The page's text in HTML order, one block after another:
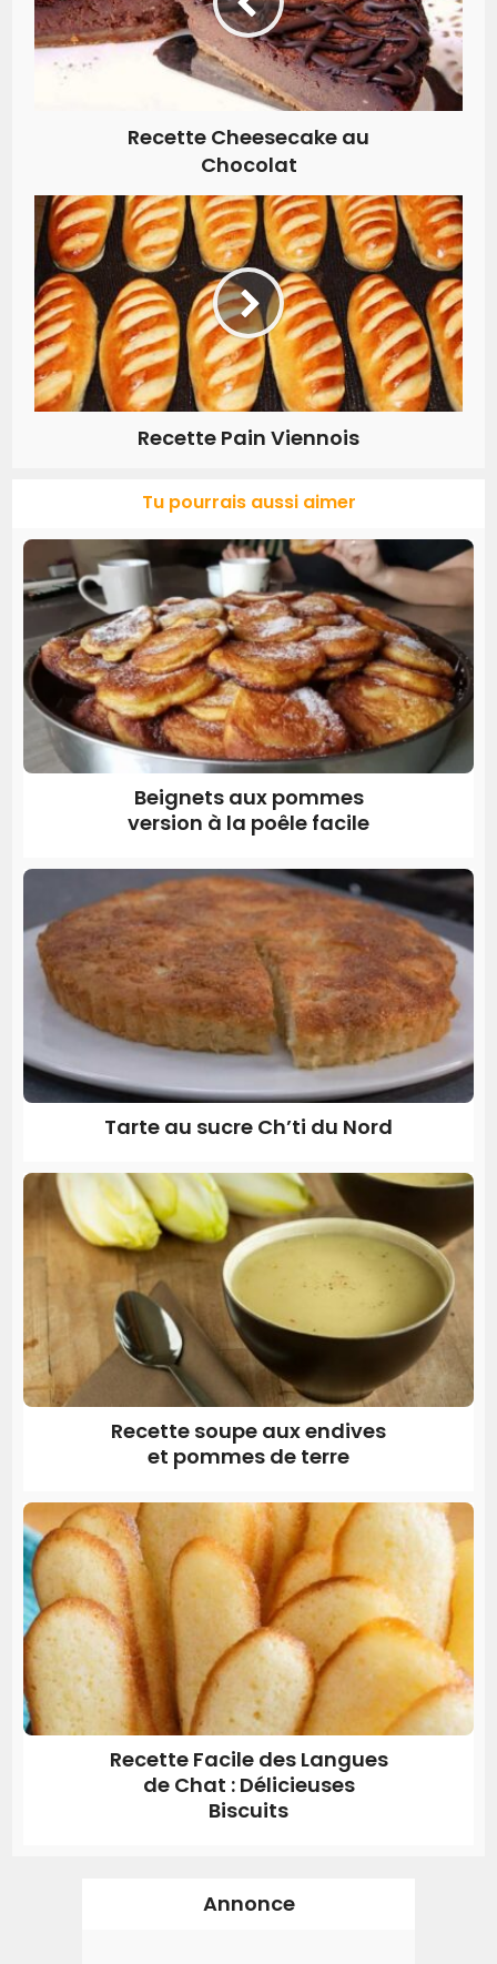
Recette Cheesecake au
Chocolat
Recette Pain Viennois
Tu pourrais aussi aimer
Beignets aux pommes
version à la poêle facile
Tarte au sucre Ch’ti du Nord
Recette soupe aux endives
et pommes de terre
Recette Facile des Langues
de Chat : Délicieuses
Biscuits
Annonce